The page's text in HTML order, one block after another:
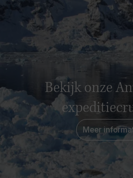
Bekijk onze
Meer